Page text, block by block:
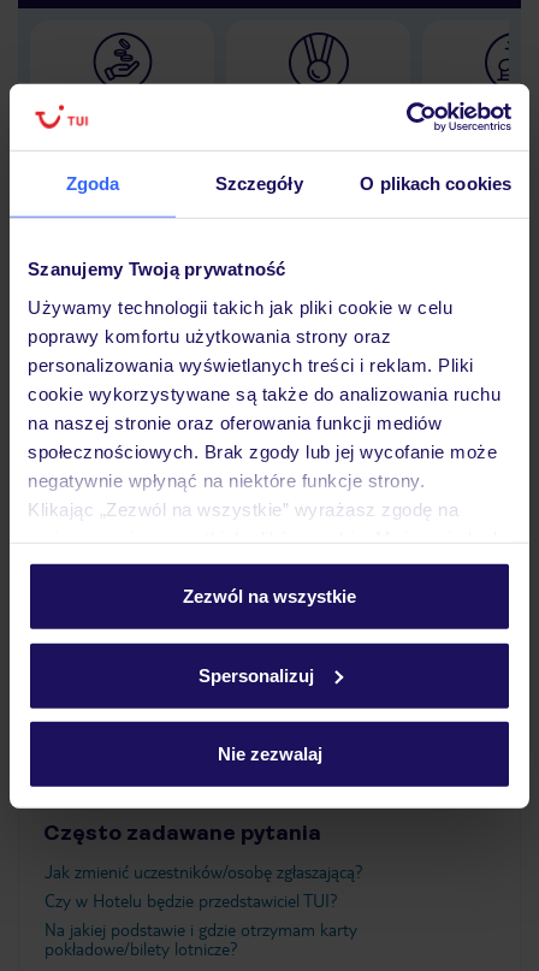
Zgoda Szczegóły O plikach cookies
Szanujemy Twoją prywatność
Używamy technologii takich jak pliki cookie w celu
poprawy komfortu użytkowania strony oraz
personalizowania wyświetlanych treści i reklam. Pliki
cookie wykorzystywane są także do analizowania ruchu
na naszej stronie oraz oferowania funkcji mediów
społecznościowych. Brak zgody lub jej wycofanie może
negatywnie wpłynąć na niektóre funkcje strony.
Klikając „Zezwól na wszystkie” wyrażasz zgodę na
personalizować swój wybór wchodząc w zakładkę
Szczegółowe informacje o plikach cookie znajdziesz
Zezwól na wszystkie
Spersonalizuj
Nie zezwalaj
Lider niskich cen 30 lat w
Hotel
Opinie
Pokoje
Atrakcje
Ważne informacje
Często zadawane pytania
Jak zmienić uczestników/osobę zgłaszającą?
Czy w Hotelu będzie przedstawiciel TUI?
Na jakiej podstawie i gdzie otrzymam karty
pokładowe/bilety lotnicze?